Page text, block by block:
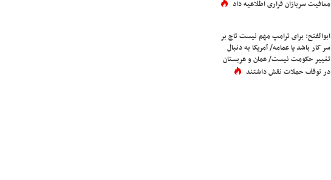
معافیت سربازان فراری اطلاعیه داد
ابوالفتح: برای ترامپ مهم نیست تاج بر
سر کار باشد یا عمامه/ آمریکا به دنبال
تغییر حکومت نیست/ عمان و عربستان
در توقف حملات نقش داشتند